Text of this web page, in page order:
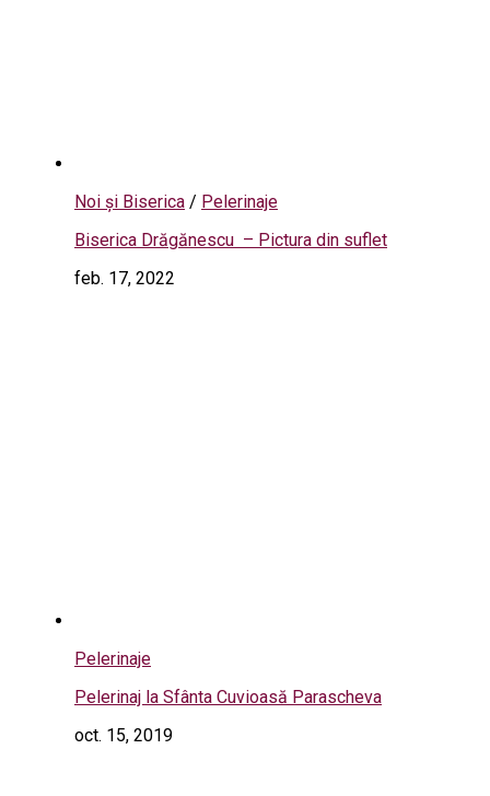
Noi și Biserica / Pelerinaje
Biserica Drăgănescu – Pictura din suflet
feb. 17, 2022
Pelerinaje
Pelerinaj la Sfânta Cuvioasă Parascheva
oct. 15, 2019